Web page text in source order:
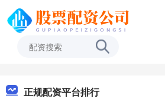
正规配资平台排行